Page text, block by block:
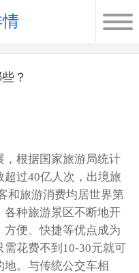
？
，根据国家旅游局统计
过40亿人次，出境旅
和旅游消费均居世界第
各种旅游景区不断地开
便、快捷等优点成为
花费不到10-30元就可
地。与传统公交车相